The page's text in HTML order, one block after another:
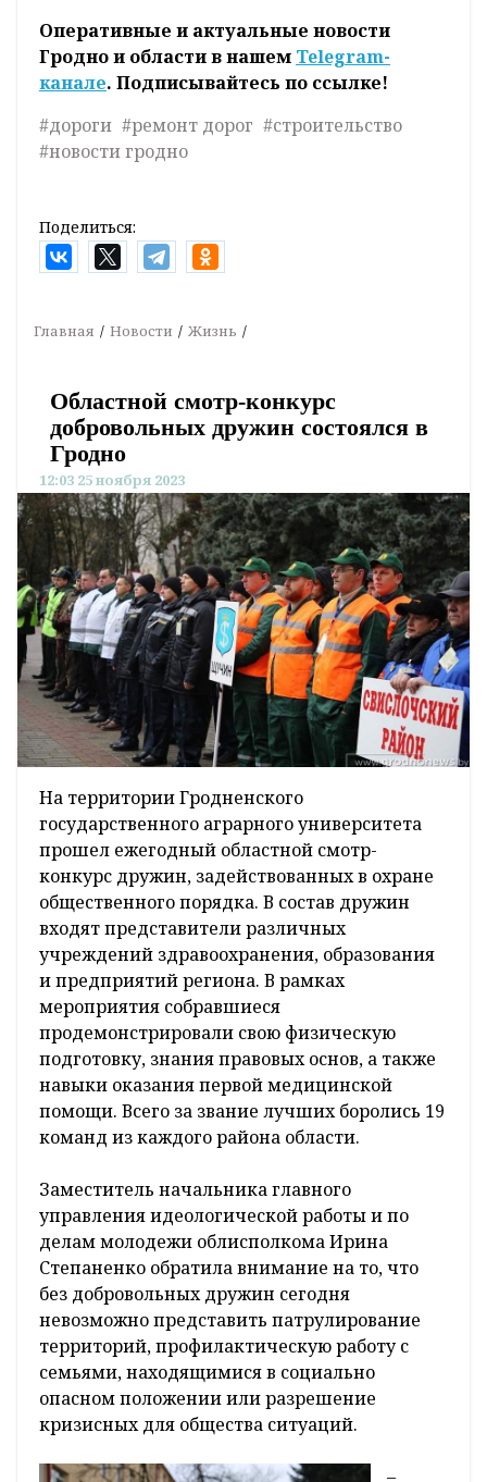
Оперативные и актуальные новости
Гродно и области в нашем Telegram-
канале. Подписывайтесь по ссылке!
#дороги #ремонт дорог #строительство
#новости гродно
Поделиться:
Главная Новости Жизнь
Областной смотр-конкурс
добровольных дружин состоялся в
Гродно
12:03 25 ноября 2023
На территории Гродненского
государственного аграрного университета
прошел ежегодный областной смотр-
конкурс дружин, задействованных в охране
общественного порядка. В состав дружин
входят представители различных
учреждений здравоохранения, образования
и предприятий региона. В рамках
мероприятия собравшиеся
продемонстрировали свою физическую
подготовку, знания правовых основ, а также
навыки оказания первой медицинской
помощи. Всего за звание лучших боролись 19
команд из каждого района области.
Заместитель начальника главного
управления идеологической работы и по
делам молодежи облисполкома Ирина
Степаненко обратила внимание на то, что
без добровольных дружин сегодня
невозможно представить патрулирование
территорий, профилактическую работу с
семьями, находящимися в социально
опасном положении или разрешение
кризисных для общества ситуаций.
–